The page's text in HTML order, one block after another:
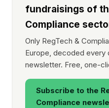
fundraisings of
Compliance
Only RegTech &
Europe, decoded every
newsletter. Free, one-
Subscribe to the
Compliance